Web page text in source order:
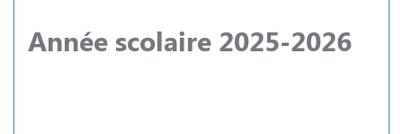
Année scolaire 2025-2026